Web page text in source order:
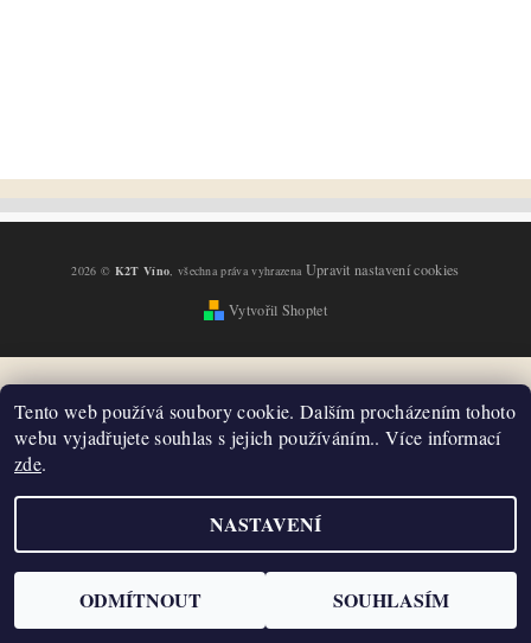
2026 © K2T Víno, všechna práva vyhrazena Upravit nastavení cookies
Vytvořil Shoptet
Tento web používá soubory cookie. Dalším procházením tohoto
webu vyjadřujete souhlas s jejich používáním.. Více informací
zde.
NASTAVENÍ
ODMÍTNOUT SOUHLASÍM